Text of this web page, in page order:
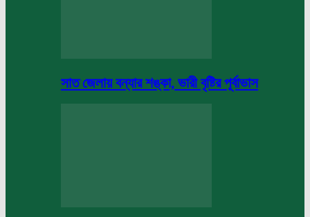
সাত জেলায় বন্যার শঙ্কা, ভারী বৃষ্টির পূর্বাভাস